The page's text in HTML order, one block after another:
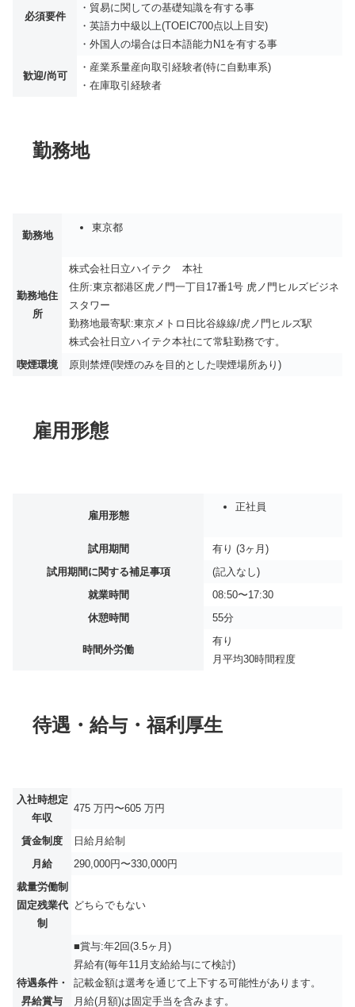
必須要件
・貿易に関しての基礎知識を有する事
・英語力中級以上(TOEIC700点以上目安)
・外国人の場合は日本語能力N1を有する事
歓迎/尚可
・産業系量産向取引経験者(特に自動車系)
・在庫取引経験者
勤務地
勤務地
東京都
勤務地住
所
株式会社日立ハイテク 本社
住所:東京都港区虎ノ門一丁目17番1号 虎ノ門ヒルズビジネ
スタワー
勤務地最寄駅:東京メトロ日比谷線線/虎ノ門ヒルズ駅
株式会社日立ハイテク本社にて常駐勤務です。
喫煙環境
原則禁煙(喫煙のみを目的とした喫煙場所あり)
雇用形態
雇用形態
正社員
試用期間
有り (3ヶ月)
試用期間に関する補足事項
(記入なし)
就業時間
08:50〜17:30
休憩時間
55分
時間外労働
有り
月平均30時間程度
待遇・給与・福利厚生
入社時想定
年収
475 万円〜605 万円
賃金制度
日給月給制
月給
290,000円〜330,000円
裁量労働制
固定残業代
制
どちらでもない
待遇条件・
昇給賞与
■賞与:年2回(3.5ヶ月)
昇給有(毎年11月支給給与にて検討)
記載金額は選考を通じて上下する可能性があります。
月給(月額)は固定手当を含みます。